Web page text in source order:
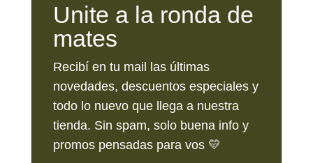
Unite a la ronda de
mates
Recibí en tu mail las últimas
novedades, descuentos especiales y
todo lo nuevo que llega a nuestra
tienda. Sin spam, solo buena info y
promos pensadas para vos 💛